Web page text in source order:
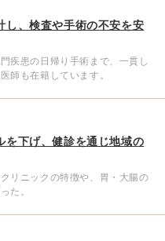
し、検査や手術の不安を安
疾患の日帰り手術まで、一貫し
師も在籍しています。
を下げ、健診を通じ地域の
リニックの特徴や、胃・大腸の
た。